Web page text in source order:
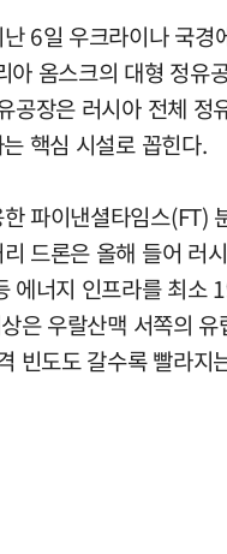
6일 우크라이나 국
아 옴스크의 대형 정유
공장은 러시아 전체 정
핵심 시설로 꼽힌다.
파이낸셜타임스(FT)
드론은 올해 들어 러
에너지 인프라를 최소
은 우랄산맥 서쪽의 유
빈도도 갈수록 빨라지